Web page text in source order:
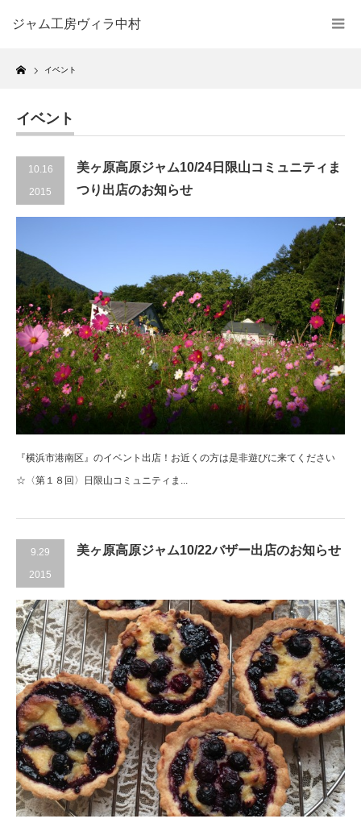
ジャム工房ヴィラ中村
Home
イベント
イベント
10.16
2015
美ヶ原高原ジャム10/24日限山コミュニティま
つり出店のお知らせ
『横浜市港南区』のイベント出店！お近くの方は是非遊びに来てください
☆〈第１８回〉日限山コミュニティま...
9.29
2015
美ヶ原高原ジャム10/22バザー出店のお知らせ